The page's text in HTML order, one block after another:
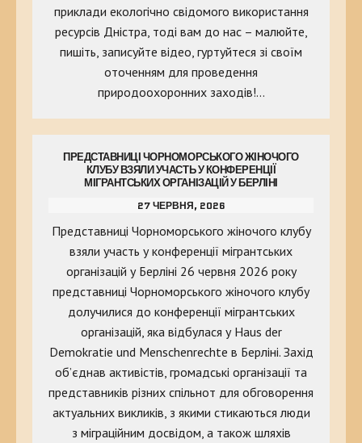
приклади екологічно свідомого використання
ресурсів Дністра, тоді вам до нас – малюйте,
пишіть, записуйте відео, гуртуйтеся зі своїм
оточенням для проведення
природоохоронних заходів!…
ПРЕДСТАВНИЦІ ЧОРНОМОРСЬКОГО ЖІНОЧОГО
КЛУБУ ВЗЯЛИ УЧАСТЬ У КОНФЕРЕНЦІЇ
МІГРАНТСЬКИХ ОРГАНІЗАЦІЙ У БЕРЛІНІ
27 ЧЕРВНЯ, 2026
Представниці Чорноморського жіночого клубу
взяли участь у конференції мігрантських
організацій у Берліні 26 червня 2026 року
представниці Чорноморського жіночого клубу
долучилися до конференції мігрантських
організацій, яка відбулася у Haus der
Demokratie und Menschenrechte в Берліні. Захід
об’єднав активістів, громадські організації та
представників різних спільнот для обговорення
актуальних викликів, з якими стикаються люди
з міграційним досвідом, а також шляхів